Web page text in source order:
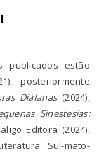
publicados estão
posteriormente
Diáfanas(2024),
Sinestesias:
Editora (2024),
Sul-mato-